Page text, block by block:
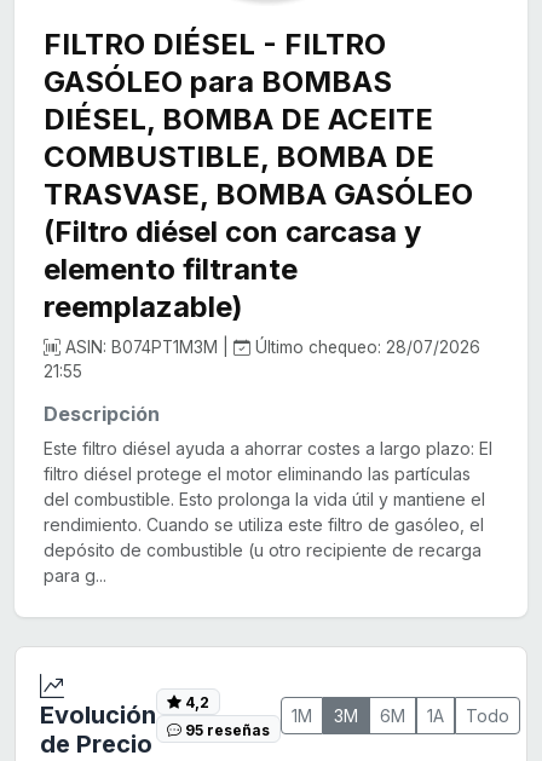
FILTRO DIÉSEL - FILTRO
GASÓLEO para BOMBAS
DIÉSEL, BOMBA DE ACEITE
COMBUSTIBLE, BOMBA DE
TRASVASE, BOMBA GASÓLEO
(Filtro diésel con carcasa y
elemento filtrante
reemplazable)
ASIN: B074PT1M3M |
Último chequeo: 28/07/2026
21:55
Descripción
Este filtro diésel ayuda a ahorrar costes a largo plazo: El
filtro diésel protege el motor eliminando las partículas
del combustible. Esto prolonga la vida útil y mantiene el
rendimiento. Cuando se utiliza este filtro de gasóleo, el
depósito de combustible (u otro recipiente de recarga
para g...
Evolución
de Precio
4,2
95 reseñas
1M 3M 6M 1A Todo